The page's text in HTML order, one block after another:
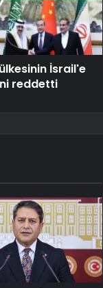
İsrail'e
reddetti